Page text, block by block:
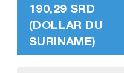
190,29 SRD
(DOLLAR DU
SURINAME)